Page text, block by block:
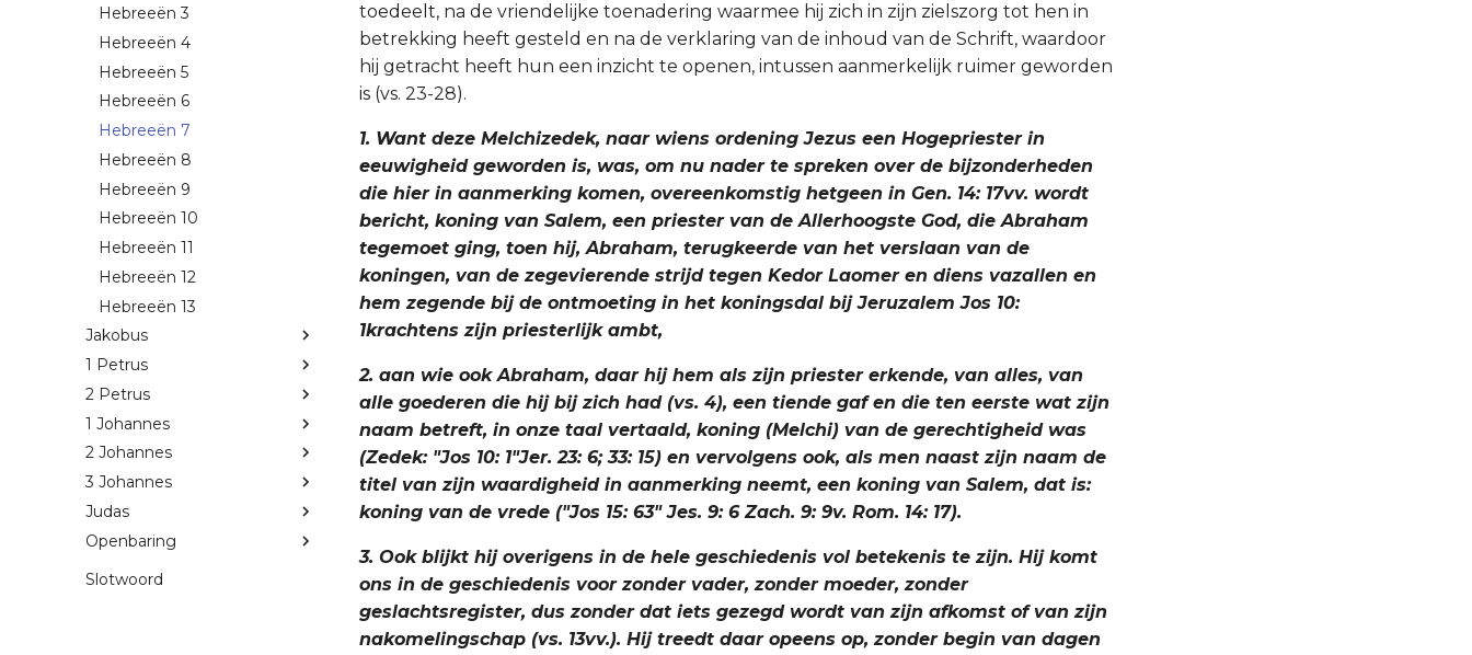
Hebreeën 3
Hebreeën 4
Hebreeën 5
Hebreeën 6
Hebreeën 7
Hebreeën 8
Hebreeën 9
Hebreeën 10
Hebreeën 11
Hebreeën 12
Hebreeën 13
Jakobus
1 Petrus
2 Petrus
1 Johannes
2 Johannes
3 Johannes
Judas
Openbaring
Slotwoord
toedeelt, na de vriendelijke toenadering waarmee hij zich in zijn zielszorg tot hen in
betrekking heeft gesteld en na de verklaring van de inhoud van de Schrift, waardoor
hij getracht heeft hun een inzicht te openen, intussen aanmerkelijk ruimer geworden
is (vs. 23-28).
1. Want deze Melchizedek, naar wiens ordening Jezus een Hogepriester in
eeuwigheid geworden is, was, om nu nader te spreken over de bijzonderheden
die hier in aanmerking komen, overeenkomstig hetgeen in Gen. 14: 17vv. wordt
bericht, koning van Salem, een priester van de Allerhoogste God, die Abraham
tegemoet ging, toen hij, Abraham, terugkeerde van het verslaan van de
koningen, van de zegevierende strijd tegen Kedor Laomer en diens vazallen en
hem zegende bij de ontmoeting in het koningsdal bij Jeruzalem Jos 10:
1krachtens zijn priesterlijk ambt,
2. aan wie ook Abraham, daar hij hem als zijn priester erkende, van alles, van
alle goederen die hij bij zich had (vs. 4), een tiende gaf en die ten eerste wat zijn
naam betreft, in onze taal vertaald, koning (Melchi) van de gerechtigheid was
(Zedek: "Jos 10: 1"Jer. 23: 6; 33: 15) en vervolgens ook, als men naast zijn naam de
titel van zijn waardigheid in aanmerking neemt, een koning van Salem, dat is:
koning van de vrede ("Jos 15: 63" Jes. 9: 6 Zach. 9: 9v. Rom. 14: 17).
3. Ook blijkt hij overigens in de hele geschiedenis vol betekenis te zijn. Hij komt
ons in de geschiedenis voor zonder vader, zonder moeder, zonder
geslachtsregister, dus zonder dat iets gezegd wordt van zijn afkomst of van zijn
nakomelingschap (vs. 13vv.). Hij treedt daar opeens op, zonder begin van dagen